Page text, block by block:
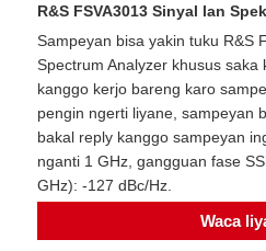
R&S FSVA3013 Sinyal lan
Sampeyan bisa yakin tuku R&S
Spectrum Analyzer khusus saka
kanggo kerjo bareng karo
pengin ngerti liyane, sampeyan
bakal reply kanggo sampeyan
nganti 1 GHz, gangguan fase
GHz): -127 dBc/Hz.
Waca